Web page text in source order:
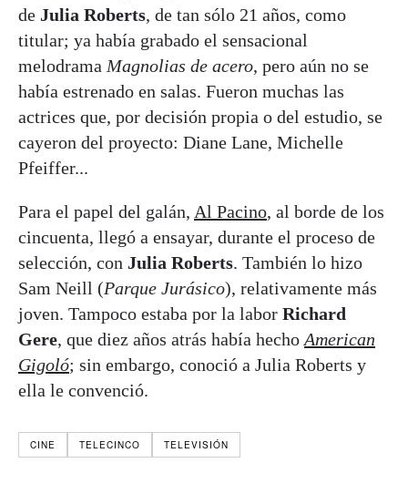
de Julia Roberts, de tan sólo 21 años, como
titular; ya había grabado el sensacional
melodrama Magnolias de acero, pero aún no se
había estrenado en salas. Fueron muchas las
actrices que, por decisión propia o del estudio, se
cayeron del proyecto: Diane Lane, Michelle
Pfeiffer...
Para el papel del galán, Al Pacino, al borde de los
cincuenta, llegó a ensayar, durante el proceso de
selección, con Julia Roberts. También lo hizo
Sam Neill (Parque Jurásico), relativamente más
joven. Tampoco estaba por la labor Richard
Gere, que diez años atrás había hecho American
Gigoló; sin embargo, conoció a Julia Roberts y
ella le convenció.
CINE TELECINCO TELEVISIÓN